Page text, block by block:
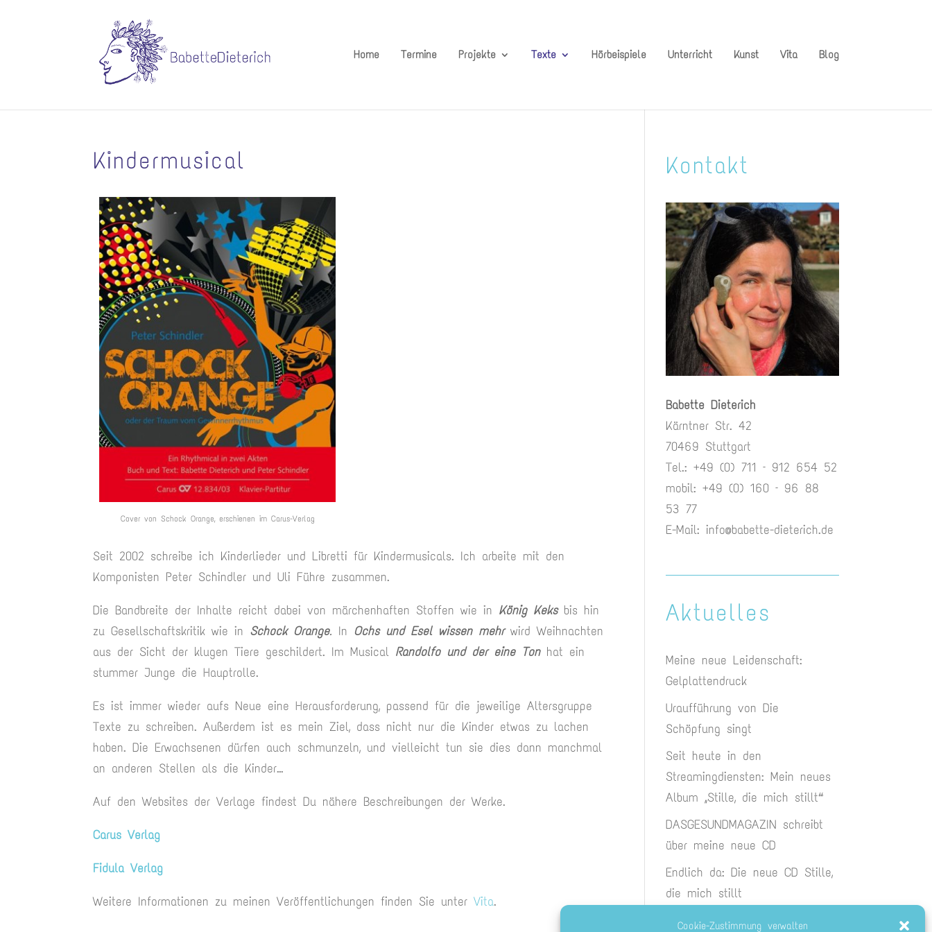
Cookie-Zustimmung verwalten
Home Termine Projekte Texte Hörbeispiele Unterricht Kunst Vita Blog
Kindermusical
Cover von Schock Orange, erschienen im Carus-Verlag
Seit 2002 schreibe ich Kinderlieder und Libretti für Kindermusicals. Ich arbeite mit den
Komponisten Peter Schindler und Uli Führe zusammen.
Die Bandbreite der Inhalte reicht dabei von märchenhaften Stoffen wie in König Keks bis hin
zu Gesellschaftskritik wie in Schock Orange. In Ochs und Esel wissen mehr wird Weihnachten
aus der Sicht der klugen Tiere geschildert. Im Musical Randolfo und der eine Tonhat ein
stummer Junge die Hauptrolle.
Es ist immer wieder aufs Neue eine Herausforderung, passend für die jeweilige Altersgruppe
Texte zu schreiben. Außerdem ist es mein Ziel, dass nicht nur die Kinder etwas zu lachen
haben. Die Erwachsenen dürfen auch schmunzeln, und vielleicht tun sie dies dann manchmal
an anderen Stellen als die Kinder…
Auf den Websites der Verlage findest Du nähere Beschreibungen der Werke.
Carus Verlag
Fidula Verlag
Weitere Informationen zu meinen Veröffentlichungen finden Sie unterVita.
Kontakt
Babette Dieterich
Kärntner Str. 42
70469 Stuttgart
Tel.: +49 (0) 711 – 912 654 52
mobil: +49 (0) 160 – 96 88
53 77
E-Mail:info@babette-dieterich.de
Aktuelles
Meine neue Leidenschaft:
Gelplattendruck
Uraufführung von Die
Schöpfung singt
Seit heute in den
Streamingdiensten: Mein neues
Album „Stille, die mich stillt“
DASGESUNDMAGAZIN schreibt
über meine neue CD
Endlich da: Die neue CD Stille,
die mich stillt